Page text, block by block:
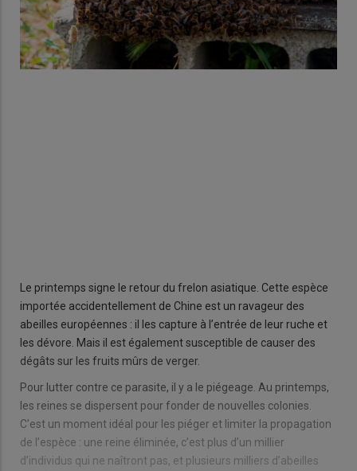
Le printemps signe le retour du frelon asiatique. Cette espèce
importée accidentellement de Chine est un ravageur des
abeilles européennes : il les capture à l’entrée de leur ruche et
les dévore. Mais il est également susceptible de causer des
dégâts sur les fruits mûrs de verger.
Pour lutter contre ce parasite, il y a le piégeage. Au printemps,
les reines se dispersent pour fonder de nouvelles colonies.
C’est un moment idéal pour les piéger et limiter la propagation
de l’espèce : une reine éliminée, c’est plus d’un millier
d’individus qui ne naîtront pas, et plusieurs milliers d’abeilles